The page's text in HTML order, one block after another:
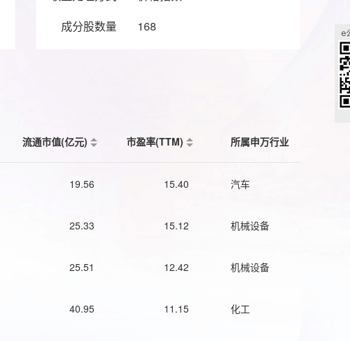
成分股数量
168
流通市值(亿元) 市盈率(TTM) 所属申万行业
19.56 15.40 汽车
25.33 15.12 机械设备
25.51 12.42 机械设备
40.95 11.15 化工